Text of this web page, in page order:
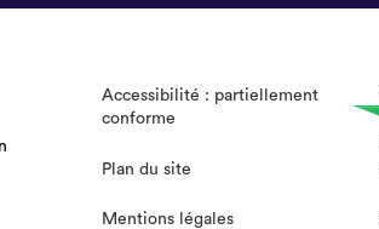
Accessibilité : partiellement
conforme
Plan du site
Mentions légales